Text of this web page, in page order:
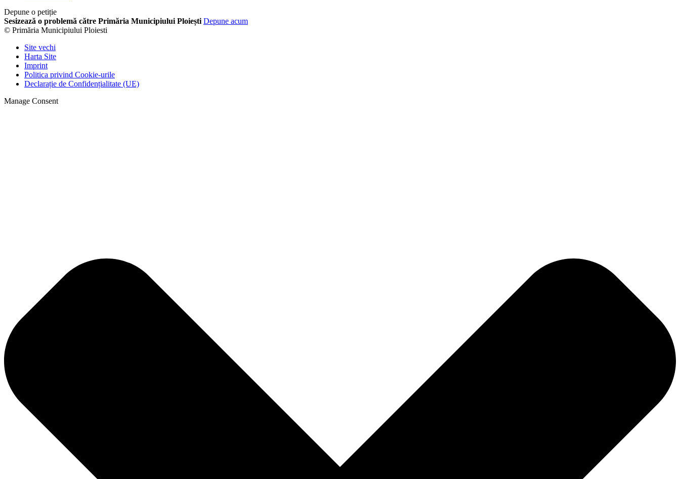
Depune o petiție
Sesizează o problemă către Primăria Municipiului Ploiești Depune acum
© Primăria Municipiului Ploiesti
Site vechi
Harta Site
Imprint
Politica privind Cookie-urile
Declarație de Confidențialitate (UE)
Manage Consent